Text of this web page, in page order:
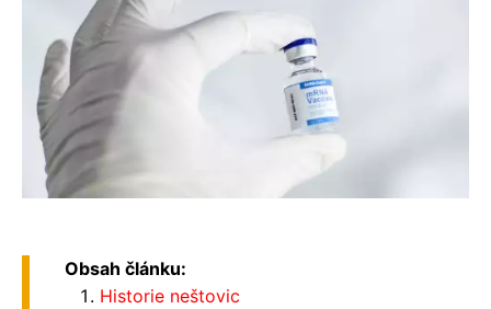
Obsah článku:
Historie neštovic